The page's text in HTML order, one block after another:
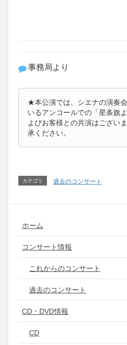
事務局より
★本公演では、シエナの演奏
いるアンコールでの「星条旗
よびお客様との共演はござい
承ください。
カテゴリ 過去のコンサート
ホーム
コンサート情報
これからのコンサート
過去のコンサート
CD・DVD情報
CD